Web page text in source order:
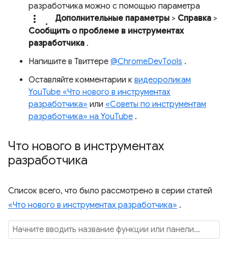
разработчика можно с помощью параметра
more_vert. Дополнительные параметры > Справка >
Сообщить о проблеме в инструментах
разработчика .
Напишите в Твиттере @ChromeDevTools .
Оставляйте комментарии к видеороликам
YouTube «Что нового в инструментах
разработчика» или «Советы по инструментам
разработчика» на YouTube .
Что нового в инструментах
разработчика
Список всего, что было рассмотрено в серии статей
«Что нового в инструментах разработчика» .